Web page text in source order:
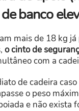
banco
mais de 18 kg
o cinto de
com a
de cadeira
o peso
e não exista